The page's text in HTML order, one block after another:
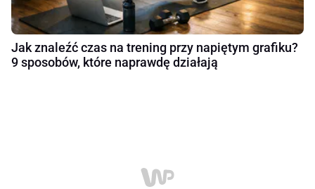
Jak znaleźć czas na trening przy napiętym grafiku?
9 sposobów, które naprawdę działają